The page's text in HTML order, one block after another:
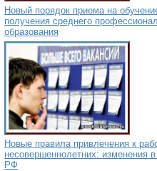
Новый порядок приема на
получения среднего
образования
Новые правила привлечения к
несовершеннолетних: изменения
РФ